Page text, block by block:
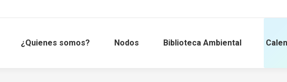
¿Quienes somos? Nodos Biblioteca Ambiental